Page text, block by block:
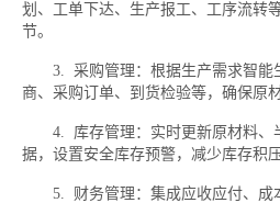
划、工单下达、生产报工、工序流转
节。
3. 采购管理：根据生产需求智能
商、采购订单、到货检验等，确保原
4. 库存管理：实时更新原材料、
据，设置安全库存预警，减少库存积
5. 财务管理：集成应收应付、成本